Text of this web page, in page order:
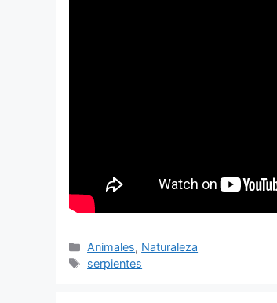
Categorías
Animales, Naturaleza
Etiquetas
serpientes